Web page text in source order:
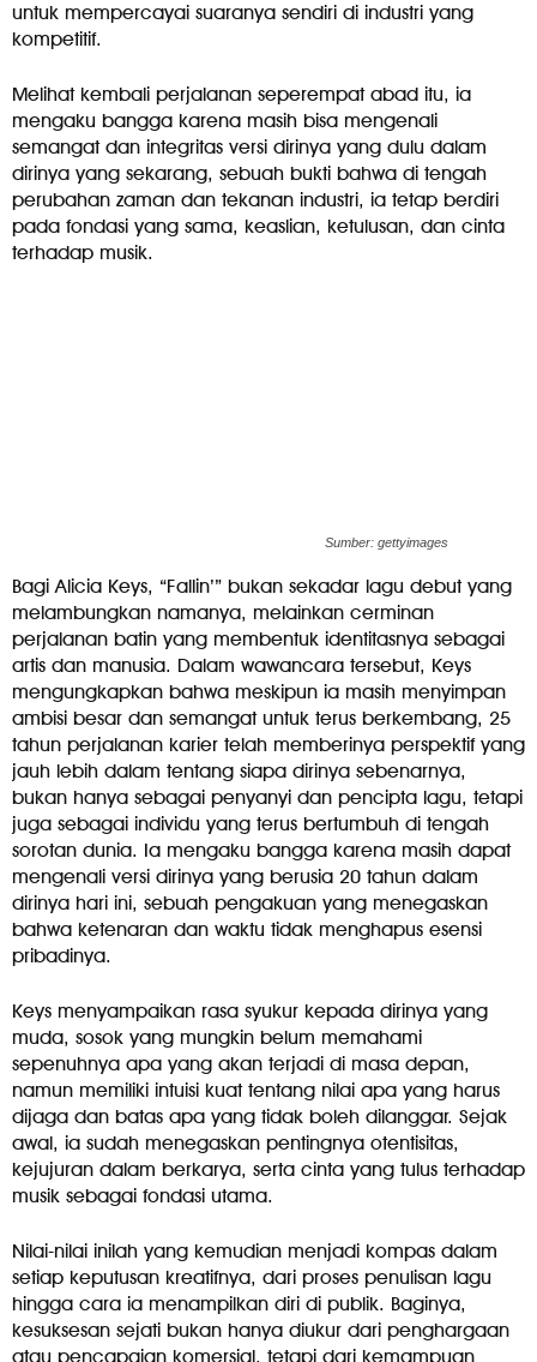
untuk mempercayai suaranya sendiri di industri yang
kompetitif.
Melihat kembali perjalanan seperempat abad itu, ia
mengaku bangga karena masih bisa mengenali
semangat dan integritas versi dirinya yang dulu dalam
dirinya yang sekarang, sebuah bukti bahwa di tengah
perubahan zaman dan tekanan industri, ia tetap berdiri
pada fondasi yang sama, keaslian, ketulusan, dan cinta
terhadap musik.
Sumber: gettyimages
Bagi Alicia Keys, “Fallin’” bukan sekadar lagu debut yang
melambungkan namanya, melainkan cerminan
perjalanan batin yang membentuk identitasnya sebagai
artis dan manusia. Dalam wawancara tersebut, Keys
mengungkapkan bahwa meskipun ia masih menyimpan
ambisi besar dan semangat untuk terus berkembang, 25
tahun perjalanan karier telah memberinya perspektif yang
jauh lebih dalam tentang siapa dirinya sebenarnya,
bukan hanya sebagai penyanyi dan pencipta lagu, tetapi
juga sebagai individu yang terus bertumbuh di tengah
sorotan dunia. Ia mengaku bangga karena masih dapat
mengenali versi dirinya yang berusia 20 tahun dalam
dirinya hari ini, sebuah pengakuan yang menegaskan
bahwa ketenaran dan waktu tidak menghapus esensi
pribadinya.
Keys menyampaikan rasa syukur kepada dirinya yang
muda, sosok yang mungkin belum memahami
sepenuhnya apa yang akan terjadi di masa depan,
namun memiliki intuisi kuat tentang nilai apa yang harus
dijaga dan batas apa yang tidak boleh dilanggar. Sejak
awal, ia sudah menegaskan pentingnya otentisitas,
kejujuran dalam berkarya, serta cinta yang tulus terhadap
musik sebagai fondasi utama.
Nilai-nilai inilah yang kemudian menjadi kompas dalam
setiap keputusan kreatifnya, dari proses penulisan lagu
hingga cara ia menampilkan diri di publik. Baginya,
kesuksesan sejati bukan hanya diukur dari penghargaan
atau pencapaian komersial, tetapi dari kemampuan